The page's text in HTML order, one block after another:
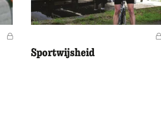
Voor leden
Sportwijsheid